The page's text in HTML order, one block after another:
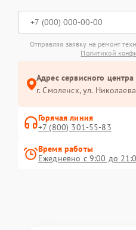
Отправляя заявку на ремонт
Политикой
Адрес сервисного
г. Смоленск, ул.
Горячая линия
+7 (800) 301-55-83
Время работы
Ежедневно с 9:00 до